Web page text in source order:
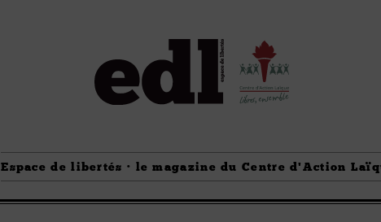
Espace de libertés · le magazine du Centre d'Action